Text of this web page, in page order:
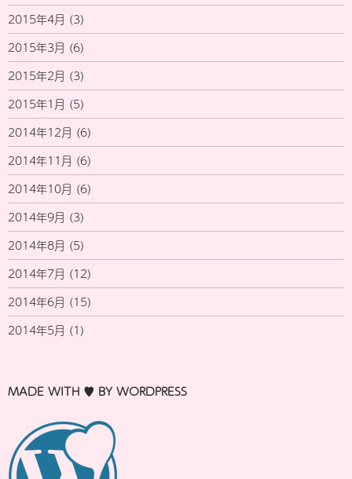
2015年4月 (3)
2015年3月 (6)
2015年2月 (3)
2015年1月 (5)
2014年12月 (6)
2014年11月 (6)
2014年10月 (6)
2014年9月 (3)
2014年8月 (5)
2014年7月 (12)
2014年6月 (15)
2014年5月 (1)
MADE WITH ♥ BY WORDPRESS